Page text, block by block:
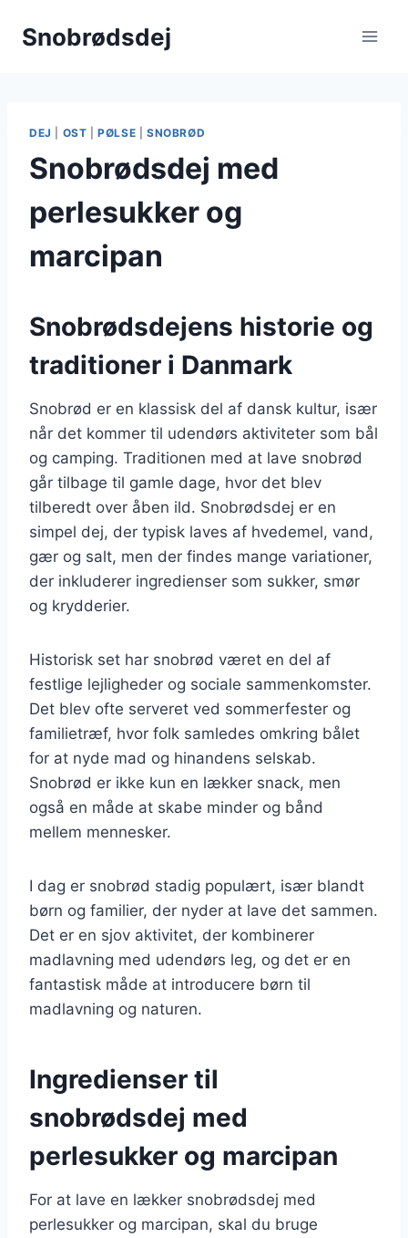
Snobrødsdej
DEJ OST |PØLSE SNOBRØD
Snobrødsdej med
perlesukker og
marcipan
Snobrødsdejens historie og
traditioner i Danmark
Snobrød er en klassisk del af dansk kultur, især
når det kommer til udendørs aktiviteter som bål
og camping. Traditionen med at lave snobrød
går tilbage til gamle dage, hvor det blev
tilberedt over åben ild. Snobrødsdej er en
simpel dej, der typisk laves af hvedemel, vand,
gær og salt, men der findes mange variationer,
der inkluderer ingredienser som sukker, smør
og krydderier.
Historisk set har snobrød været en del af
festlige lejligheder og sociale sammenkomster.
Det blev ofte serveret ved sommerfester og
familietræf, hvor folk samledes omkring bålet
for at nyde mad og hinandens selskab.
Snobrød er ikke kun en lækker snack, men
også en måde at skabe minder og bånd
mellem mennesker.
I dag er snobrød stadig populært, især blandt
børn og familier, der nyder at lave det sammen.
Det er en sjov aktivitet, der kombinerer
madlavning med udendørs leg, og det er en
fantastisk måde at introducere børn til
madlavning og naturen.
Ingredienser til
snobrødsdej med
perlesukker og marcipan
For at lave en lækker snobrødsdej med
perlesukker og marcipan, skal du bruge